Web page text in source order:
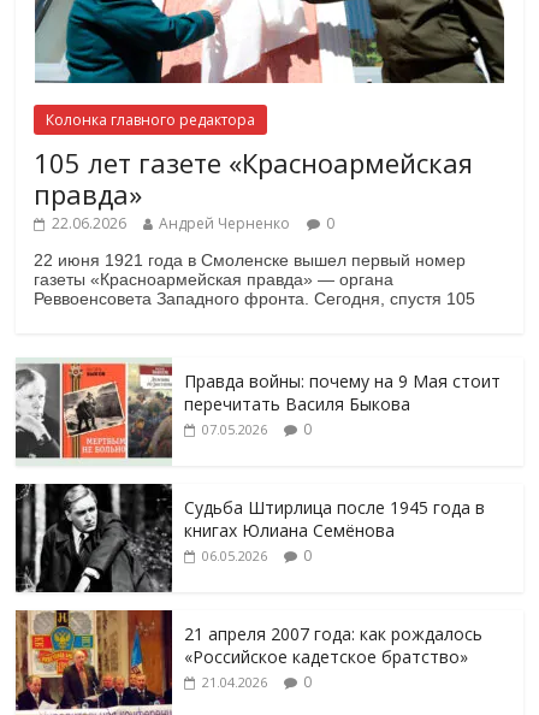
Колонка главного редактора
105 лет газете «Красноармейская
правда»
22.06.2026 Андрей Черненко 0
22 июня 1921 года в Смоленске вышел первый номер
газеты «Красноармейская правда» — органа
Реввоенсовета Западного фронта. Сегодня, спустя 105
Правда войны: почему на 9 Мая стоит
перечитать Василя Быкова
07.05.2026 0
Судьба Штирлица после 1945 года в
книгах Юлиана Семёнова
06.05.2026 0
21 апреля 2007 года: как рождалось
«Российское кадетское братство»
21.04.2026 0